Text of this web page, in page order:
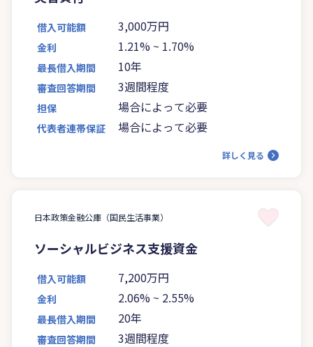
借入可能額 3,000万円
金利 1.21% ~ 1.70%
最長借入期間 10年
審査回答期間 3週間程度
担保 場合によって必要
代表者連帯保証 場合によって必要
詳しく見る
日本政策金融公庫（国民生活事業）
ソーシャルビジネス支援資金
借入可能額 7,200万円
金利 2.06% ~ 2.55%
最長借入期間 20年
審査回答期間 3週間程度